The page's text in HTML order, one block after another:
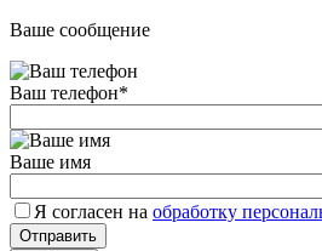
Ваше сообщение
Ваш телефон*
Ваше имя
Я согласен на обработку